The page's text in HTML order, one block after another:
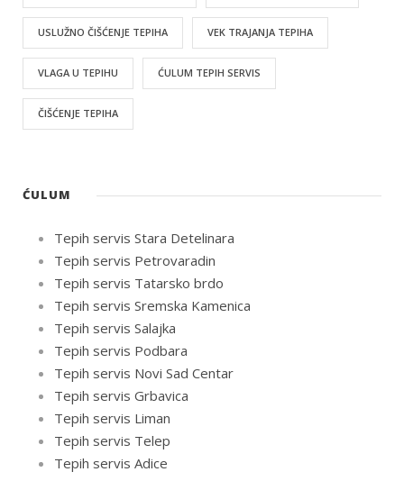
USLUŽNO ČIŠĆENJE TEPIHA VEK TRAJANJA TEPIHA
VLAGA U TEPIHU ĆULUM TEPIH SERVIS
ČIŠĆENJE TEPIHA
ĆULUM
Tepih servis Stara Detelinara
Tepih servis Petrovaradin
Tepih servis Tatarsko brdo
Tepih servis Sremska Kamenica
Tepih servis Salajka
Tepih servis Podbara
Tepih servis Novi Sad Centar
Tepih servis Grbavica
Tepih servis Liman
Tepih servis Telep
Tepih servis Adice